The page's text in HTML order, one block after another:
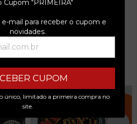
Cupom "PRIMEIRA"
e-mail para receber o cupom e
novidades.
CUPOM
único, limitado a primeira compra no
site.
x de